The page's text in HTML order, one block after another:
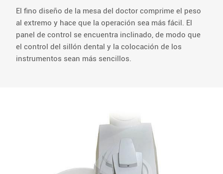
El fino diseño de la mesa del doctor comprime el peso
al extremo y hace que la operación sea más fácil. El
panel de control se encuentra inclinado, de modo que
el control del sillón dental y la colocación de los
instrumentos sean más sencillos.